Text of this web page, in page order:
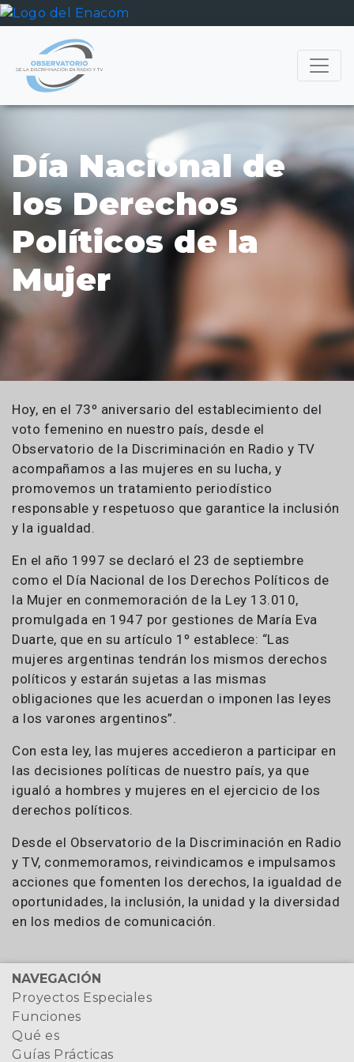
Día Nacional de
los Derechos
Políticos de la
Mujer
Hoy, en el 73º aniversario del establecimiento del
voto femenino en nuestro país, desde el
Observatorio de la Discriminación en Radio y TV
acompañamos a las mujeres en su lucha, y
promovemos un tratamiento periodístico
responsable y respetuoso que garantice la inclusión
y la igualdad.
En el año 1997 se declaró el 23 de septiembre
como el Día Nacional de los Derechos Políticos de
la Mujer en conmemoración de la Ley 13.010,
promulgada en 1947 por gestiones de María Eva
Duarte, que en su artículo 1º establece: “Las
mujeres argentinas tendrán los mismos derechos
políticos y estarán sujetas a las mismas
obligaciones que les acuerdan o imponen las leyes
a los varones argentinos”.
Con esta ley, las mujeres accedieron a participar en
las decisiones políticas de nuestro país, ya que
igualó a hombres y mujeres en el ejercicio de los
derechos políticos.
Desde el Observatorio de la Discriminación en Radio
y TV, conmemoramos, reivindicamos e impulsamos
acciones que fomenten los derechos, la igualdad de
oportunidades, la inclusión, la unidad y la diversidad
en los medios de comunicación.
NAVEGACIÓN
Proyectos Especiales
Funciones
Qué es
Guías Prácticas